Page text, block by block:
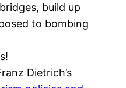
build up
to bombing
Dietrich’s